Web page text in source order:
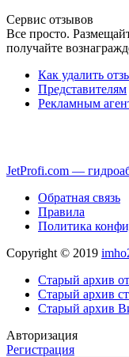
Сервис отзывов
Все просто.
получайте
Как удалить
Представителям
Рекламным
JetProfi.com —
Обратная связь
Правила
Политика
Copyright © 2019
Старый архив
Старый архив
Старый архив
Авторизация
Регистрация